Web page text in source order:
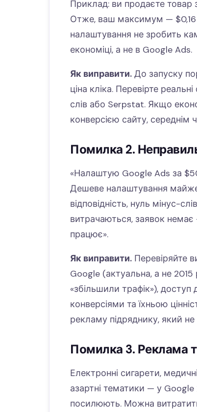
Приклад: ви продаєте
Отже, ваш максимум — $0,16
налаштування не зробить
економіці, а не в Google Ads.
Як виправити. До запуску
ціна кліка. Перевірте
слів або Serpstat. Якщо
конверсією сайту,
Помилка 2.
«Налаштую Google Ads за
Дешеве налаштування
відповідність, нуль мінус-
витрачаються, заявок
працює».
Як виправити. Перевіряйте
Google (актуальна, а не
«збільшили трафік»), доступ
конверсіями та їхньою
рекламу підряднику, який
Помилка 3. Реклама
Електронні сигарети,
азартні тематики — у Google
посилюють. Можна